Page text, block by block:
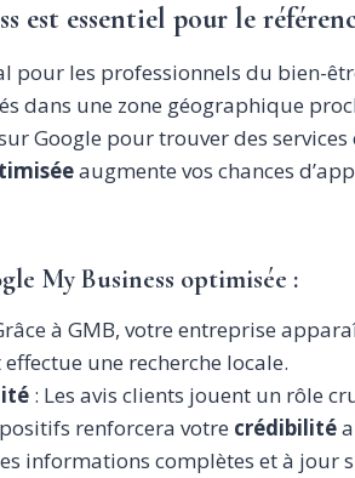
est essentiel pour le
pour les professionnels du bien-
dans une zone géographique
Google pour trouver des services
augmente vos chances
My Business optimisée :
à GMB, votre entreprise
une recherche locale.
: Les avis clients jouent un rôle
positifs renforcera votre crédibilité
informations complètes et à jour